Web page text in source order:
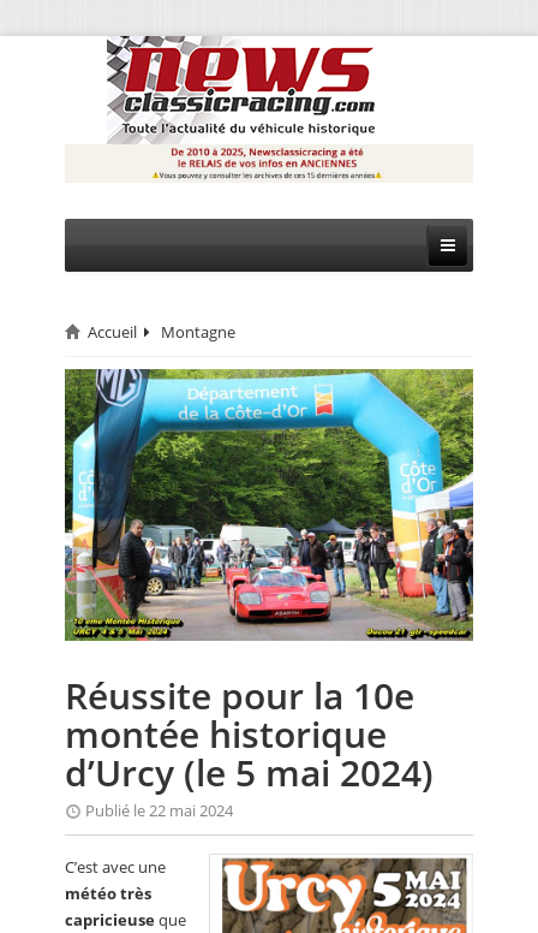
CIRCUIT
RALLYE
MONTAGNE
EVÈNEMENTS
CALENDRIER
FOCUS
ANNUAIRES
PETITES ANNONCES
Accueil Montagne
Réussite pour la 10e
montée historique
d’Urcy (le 5 mai 2024)
Publié le 22 mai 2024
C’est avec une
météo très
capricieuseque